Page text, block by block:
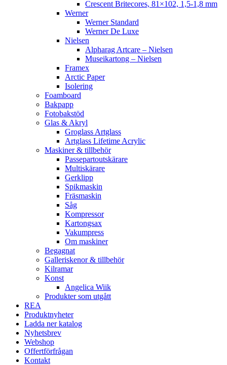
Crescent Britecores, 81×102, 1,5-1,8 mm
Werner
Werner Standard
Werner De Luxe
Nielsen
Alpharag Artcare – Nielsen
Museikartong – Nielsen
Framex
Arctic Paper
Isolering
Foamboard
Bakpapp
Fotobakstöd
Glas & Akryl
Groglass Artglass
Artglass Lifetime Acrylic
Maskiner & tillbehör
Passepartoutskärare
Multiskärare
Gerklipp
Spikmaskin
Fräsmaskin
Såg
Kompressor
Kartongsax
Vakumpress
Om maskiner
Begagnat
Galleriskenor & tillbehör
Kilramar
Konst
Angelica Wiik
Produkter som utgått
REA
Produktnyheter
Ladda ner katalog
Nyhetsbrev
Webshop
Offertförfrågan
Kontakt